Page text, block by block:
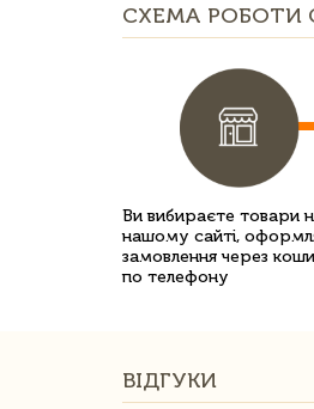
СХЕМА РОБОТИ
Ви вибираєте товари
нашому сайті,
замовлення через
по телефону
ВІДГУКИ